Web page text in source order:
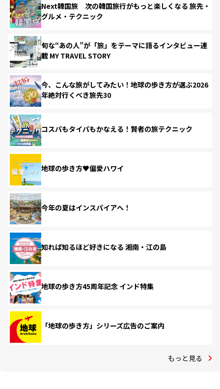
Next韓国旅 次の韓国旅行がもっと楽しくなる 旅先・
グルメ・テクニック
旬な“あの人”が「旅」をテーマに語るインタビュー連
載 MY TRAVEL STORY
今、こんな旅がしてみたい！地球の歩き方が選ぶ2026
年絶対行くべき旅先30
コスパもタイパもかなえる！賢者の旅テクニック
地球の歩き方♥偏愛ハワイ
今年の夏はインスパイアへ！
知れば知るほど好きになる 湘南・江の島
地球の歩き方45周年記念 インド特集
「地球の歩き方」シリーズ広告のご案内
もっと見る